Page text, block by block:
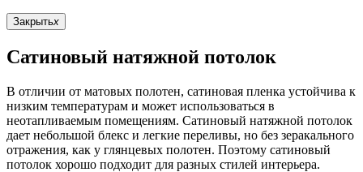
Закрытьx
Сатиновый натяжной потолок
В отличии от матовых полотен, сатиновая пленка устойчива к
низким температурам и может использоваться в
неотапливаемым помещениям. Сатиновый натяжной потолок
дает небольшой блекс и легкие переливы, но без зеракального
отражения, как у глянцевых полотен. Поэтому сатиновый
потолок хорошо подходит для разных стилей интерьера.